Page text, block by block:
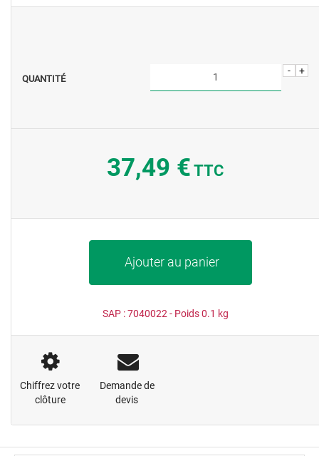
QUANTITÉ
+
-
37,49 € TTC
Ajouter au panier
SAP :7040022 - Poids0.1 kg
Chiffrez votre
clôture
Demande de
devis